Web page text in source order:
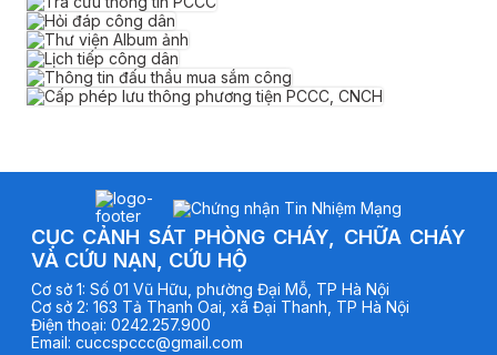
CỤC CẢNH SÁT PHÒNG CHÁY, CHỮA CHÁY
VÀ CỨU NẠN, CỨU HỘ
Cơ sở 1: Số 01 Vũ Hữu, phường Đại Mỗ, TP Hà Nội
Cơ sở 2: 163 Tả Thanh Oai, xã Đại Thanh, TP Hà Nội
Điện thoại: 0242.257.900
Email: cuccspccc@gmail.com